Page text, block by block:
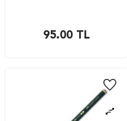
95.00TL